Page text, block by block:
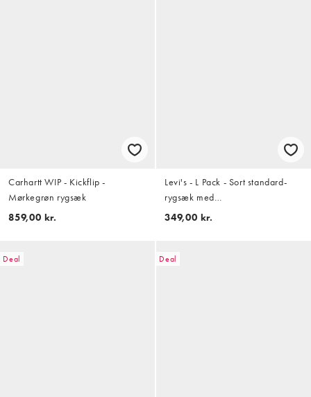
Carhartt WIP - Kickflip -
Mørkegrøn rygsæk
859,00 kr.
Levi's - L Pack - Sort standard-
rygsæk med
flagemusevingeformet logo
349,00 kr.
Deal Deal